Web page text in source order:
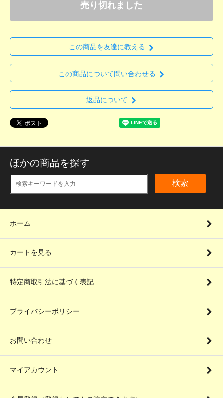
売り切れました
この商品を友達に教える
この商品について問い合わせる
返品について
ほかの商品を探す
検索
ホーム
カートを見る
特定商取引法に基づく表記
プライバシーポリシー
お問い合わせ
マイアカウント